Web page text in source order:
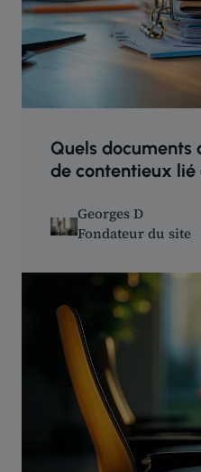
Quels documents
de contentieux lié
Georges D
Fondateur du site